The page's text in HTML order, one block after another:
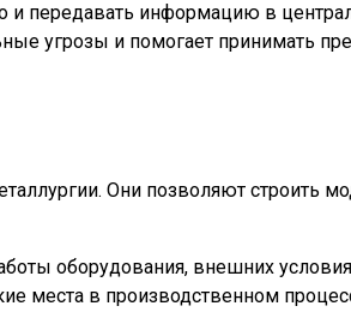
и передавать информацию в
угрозы и помогает принимать
Они позволяют строить
оборудования, внешних
места в производственном